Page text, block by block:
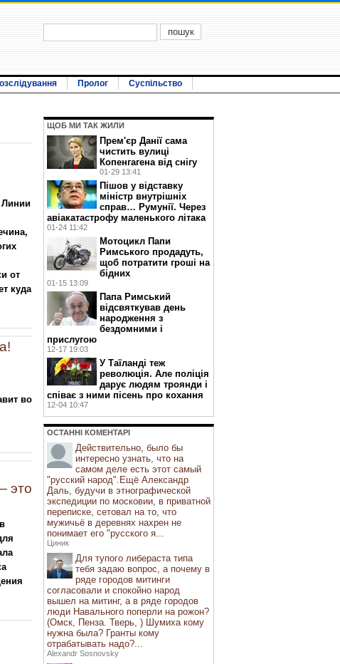
Пролог Суспільство
Линии
от
куда
во
это
ЩОБ МИ ТАК ЖИЛИ
Прем'єр Данії сама
чистить вулиці
Копенгагена від снігу
01-29 13:41
Пішов у відставку
міністр внутрішніх
справ… Румунії. Через
авіакатастрофу маленького літака
01-24 11:42
Мотоцикл Папи
Римського продадуть,
щоб потратити гроші на
бідних
01-15 13:09
Папа Римський
відсвяткував день
народження з
бездомними і
прислугою
12-17 19:03
У Таїланді теж
революція. Але поліція
дарує людям троянди і
співає з ними пісень про кохання
12-04 10:47
ОСТАННI КОМЕНТАРI
Действительно, было бы
интересно узнать, что на
самом деле есть этот самый
"русский народ".Ещё Александр
Даль, будучи в этнографической
экспедиции по московии, в приватной
переписке, сетовал на то, что
мужичьё в деревнях нахрен не
понимает его "русского я...
Циник
Для тупого либераста типа
тебя задаю вопрос, а почему в
ряде городов митинги
согласовали и спокойно народ
вышел на митинг, а в ряде городов
люди Навального поперли на рожон?
(Омск, Пенза. Тверь, ) Шумиха кому
нужна была? Гранты кому
отрабатывать надо?...
Alexandr Sosnovsky